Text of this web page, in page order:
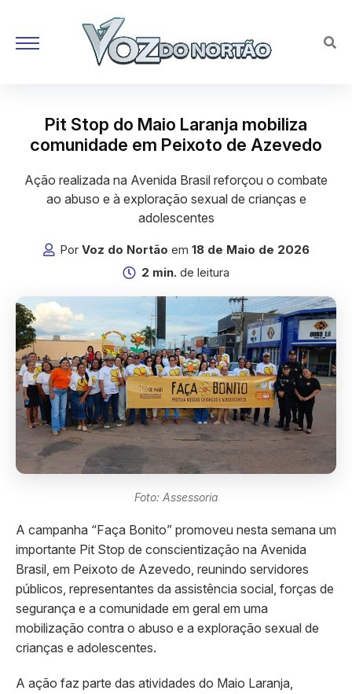
Pit Stop do Maio Laranja mobiliza
comunidade em Peixoto de Azevedo
Ação realizada na Avenida Brasil reforçou o combate
ao abuso e à exploração sexual de crianças e
adolescentes
Por Voz do Nortão em 18 de Maio de 2026
2 min. de leitura
Foto: Assessoria
A campanha “Faça Bonito” promoveu nesta semana um
importante Pit Stop de conscientização na Avenida
Brasil, em Peixoto de Azevedo, reunindo servidores
públicos, representantes da assistência social, forças de
segurança e a comunidade em geral em uma
mobilização contra o abuso e a exploração sexual de
crianças e adolescentes.
A ação faz parte das atividades do Maio Laranja,